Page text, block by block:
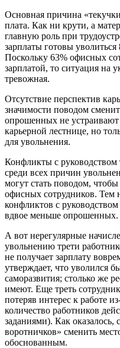
Основная причина
плата. Как ни крути, а
главную роль при
зарплаты готовы
Поскольку 63% офисных
зарплатой, то ситуация на
тревожная.
Отсутствие перспектив
значимости поводом
опрошенных не
карьерной лестнице, но
для увольнения.
Конфликты с руководством
среди всех причин
могут стать поводом,
офисных сотрудников. Тем
конфликтов с
вдвое меньше опрошенных.
А вот нерегулярные
увольнению трети
не получает зарплату
утверждает, что уволился
саморазвития; столько же
имеют. Еще треть
потеряв интерес к работе
количество работников
заданиями). Как оказалось,
воротничков» сменить
обоснованным.